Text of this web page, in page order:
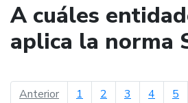
A cuáles
aplica la norma
Anteriorpágina anterior
1 2 3 4 5